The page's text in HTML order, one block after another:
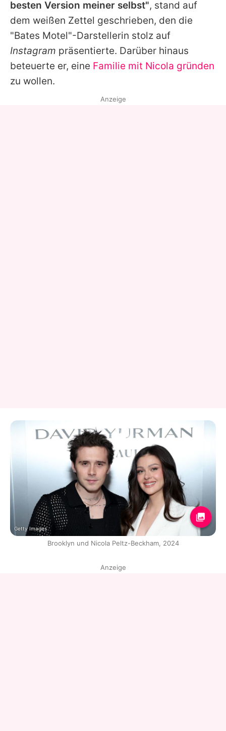
besten Version meiner selbst", stand auf
dem weißen Zettel geschrieben, den die
"Bates Motel"-Darstellerin stolz auf
Instagram präsentierte. Darüber hinaus
beteuerte er, eine Familie mit Nicola gründen
zu wollen.
Anzeige
Getty Images
Brooklyn und Nicola Peltz-Beckham, 2024
Anzeige